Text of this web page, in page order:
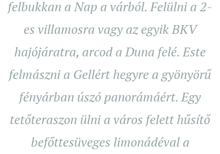
felbukkan a Nap a várból. Felülni a 2-
es villamosra vagy az egyik BKV
hajójáratra, arcod a Duna felé. Este
felmászni a Gellért hegyre a gyönyörű
fényárban úszó panorámáért. Egy
tetőteraszon ülni a város felett hűsítő
befőttesüveges limonádéval a